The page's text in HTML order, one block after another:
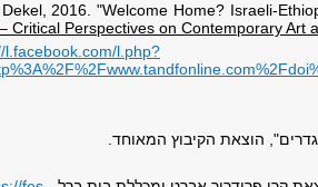
2016. "Welcome Home? Israeli-
Critical Perspectives on Contemporary Art
l.facebook.com/l.php?
הוצאת הקיבוץ המאוחד.